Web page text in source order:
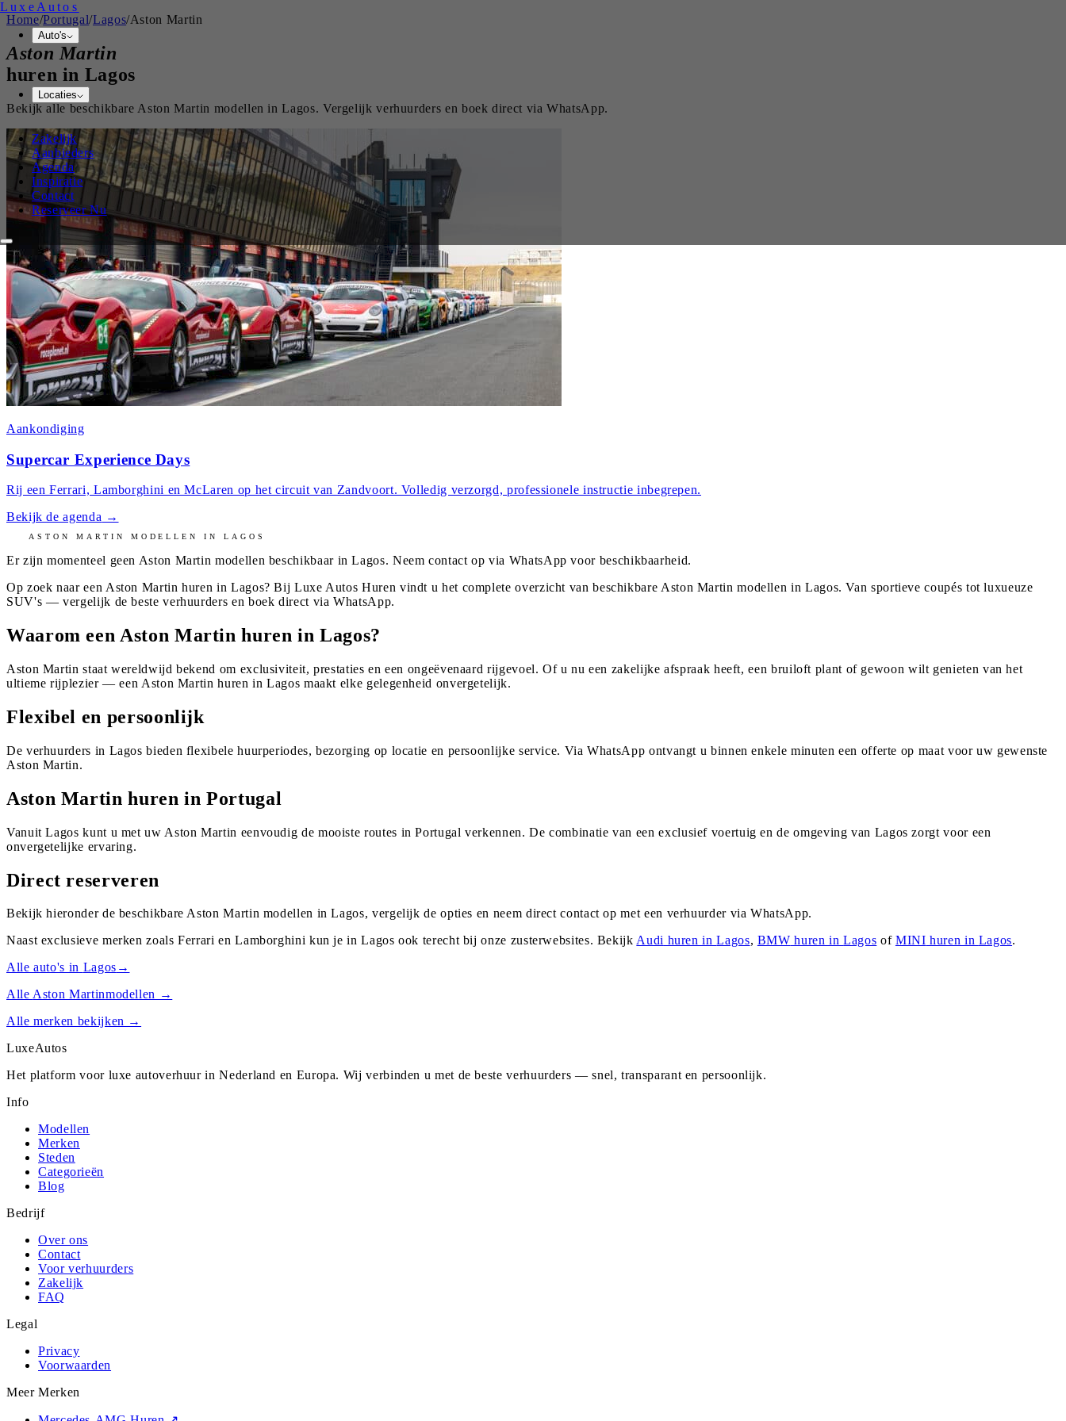
Luxe Autos
Auto's
Locaties
Zakelijk
Aanbieders
Agenda
Inspiratie
Contact
Reserveer Nu
Home/Portugal/Lagos/Aston Martin
Aston Martin
huren in Lagos
Bekijk alle beschikbare Aston Martin modellen inLagos. Vergelijk verhuurders en boek direct via WhatsApp.
Aankondiging
Supercar Experience Days
Rij een Ferrari, Lamborghini en McLaren op het circuit van Zandvoort. Volledig verzorgd, professionele instructie inbegrepen.
Bekijk de agenda →
ASTON MARTIN MODELLEN INLAGOS
Er zijn momenteel geen Aston Martin modellen beschikbaar inLagos. Neem contact op via WhatsApp voor beschikbaarheid.
Op zoek naar een Aston Martin huren in Lagos? Bij Luxe Autos Huren vindt u het complete overzicht van beschikbare Aston Martin modellen in Lagos. Van sportieve coupés tot luxueuze
SUV's — vergelijk de beste verhuurders en boek direct via WhatsApp.
Waarom een Aston Martin huren in Lagos?
Aston Martin staat wereldwijd bekend om exclusiviteit, prestaties en een ongeëvenaard rijgevoel. Of u nu een zakelijke afspraak heeft, een bruiloft plant of gewoon wilt genieten van het
ultieme rijplezier — een Aston Martin huren in Lagos maakt elke gelegenheid onvergetelijk.
Flexibel en persoonlijk
De verhuurders in Lagos bieden flexibele huurperiodes, bezorging op locatie en persoonlijke service. Via WhatsApp ontvangt u binnen enkele minuten een offerte op maat voor uw gewenste
Aston Martin.
Aston Martin huren in Portugal
Vanuit Lagos kunt u met uw Aston Martin eenvoudig de mooiste routes in Portugal verkennen. De combinatie van een exclusief voertuig en de omgeving van Lagos zorgt voor een
onvergetelijke ervaring.
Direct reserveren
Bekijk hieronder de beschikbare Aston Martin modellen in Lagos, vergelijk de opties en neem direct contact op met een verhuurder via WhatsApp.
Naast exclusieve merken zoals Ferrari en Lamborghini kun je in Lagos ook terecht bij onze zusterwebsites. Bekijk Audi huren inLagos, BMW huren inLagos of MINI huren in Lagos.
Alle auto's in Lagos →
AlleAston Martinmodellen →
Alle merken bekijken →
LuxeAutos
Het platform voor luxe autoverhuur in Nederland en Europa. Wij verbinden u met de beste verhuurders — snel, transparant en persoonlijk.
Info
Modellen
Merken
Steden
Categorieën
Blog
Bedrijf
Over ons
Contact
Voor verhuurders
Zakelijk
FAQ
Legal
Privacy
Voorwaarden
Meer Merken